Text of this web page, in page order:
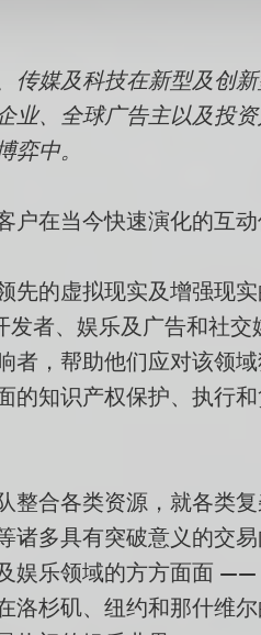
传媒及科技在新型及创
业、全球广告主以及投
弈中。
户在当今快速演化的互
先的虚拟现实及增强现
发者、娱乐及广告和社交
者，帮助他们应对该领
的知识产权保护、执行
整合各类资源，就各类
诸多具有突破意义的交
娱乐领域的方方面面 ——
洛杉矶、纽约和那什维